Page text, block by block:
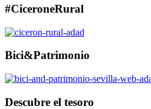
#CiceroneRural
Bici&Patrimonio
Descubre el tesoro